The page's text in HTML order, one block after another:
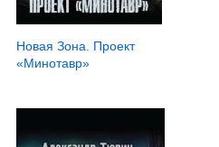
Новая Зона. Проект
«Минотавр»